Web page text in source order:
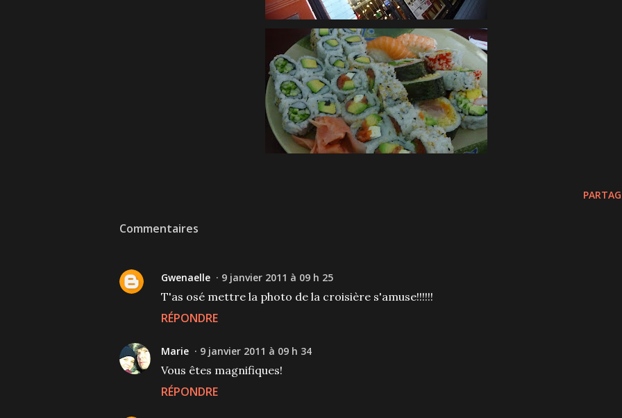
Commentaires
Gwenaelle 9 janvier 2011 à 09 h 25
T'as osé mettre la photo de la croisière s'amuse!!!!!!
RÉPONDRE
Marie 9 janvier 2011 à 09 h 34
Vous êtes magnifiques!
RÉPONDRE